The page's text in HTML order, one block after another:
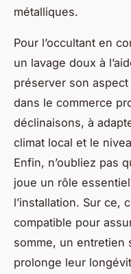
métalliques.
Pour l’occultant en
un lavage doux à
préserver son
dans le commerce
déclinaisons, à
climat local et le
Enfin, n’oubliez pas
joue un rôle
l’installation. Sur ce,
compatible pour
somme, un entretien
prolonge leur